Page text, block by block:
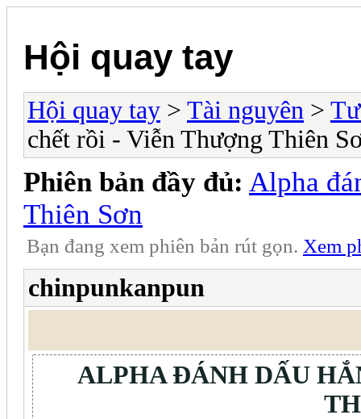
Hội quay tay
Hội quay tay > Tài nguyên >
chết rồi - Viễn Thượng Thiên
Phiên bản đầy đủ: Alpha
Thiên Sơn
Bạn đang xem phiên bản rút gọn. Xem
chinpunkanpun
ALPHA ĐÁNH DẤU